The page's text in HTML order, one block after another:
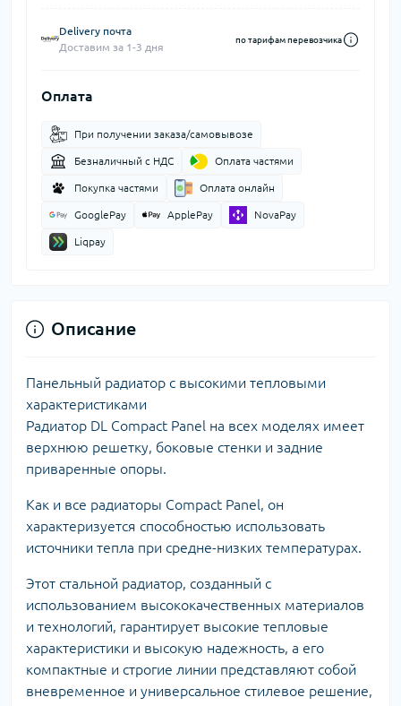
Delivery почта
Доставим за 1-3 дня
по тарифам перевозчика
Оплата
При получении заказа/самовывозе
Безналичный с НДС Оплата частями
Покупка частями Оплата онлайн
GooglePay ApplePay NovaPay
Liqpay
Описание
Панельный радиатор с высокими тепловыми
характеристиками
Радиатор DL Compact Panel на всех моделях имеет
верхнюю решетку, боковые стенки и задние
приваренные опоры.
Как и все радиаторы Compact Panel, он
характеризуется способностью использовать
источники тепла при средне-низких температурах.
Этот стальной радиатор, созданный с
использованием высококачественных материалов
и технологий, гарантирует высокие тепловые
характеристики и высокую надежность, а его
компактные и строгие линии представляют собой
вневременное и универсальное стилевое решение,